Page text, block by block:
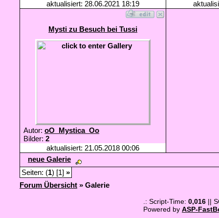
aktualisiert: 28.06.2021 18:19
Mysti zu Besuch bei Tussi
Autor: oO_Mystica_Oo
Bilder: 2
aktualisiert: 21.05.2018 00:06
neue Galerie
Seiten: (1) [1] »
Forum Übersicht » Galerie
.: Script-Time: 0,016 ||
Powered by ASP-